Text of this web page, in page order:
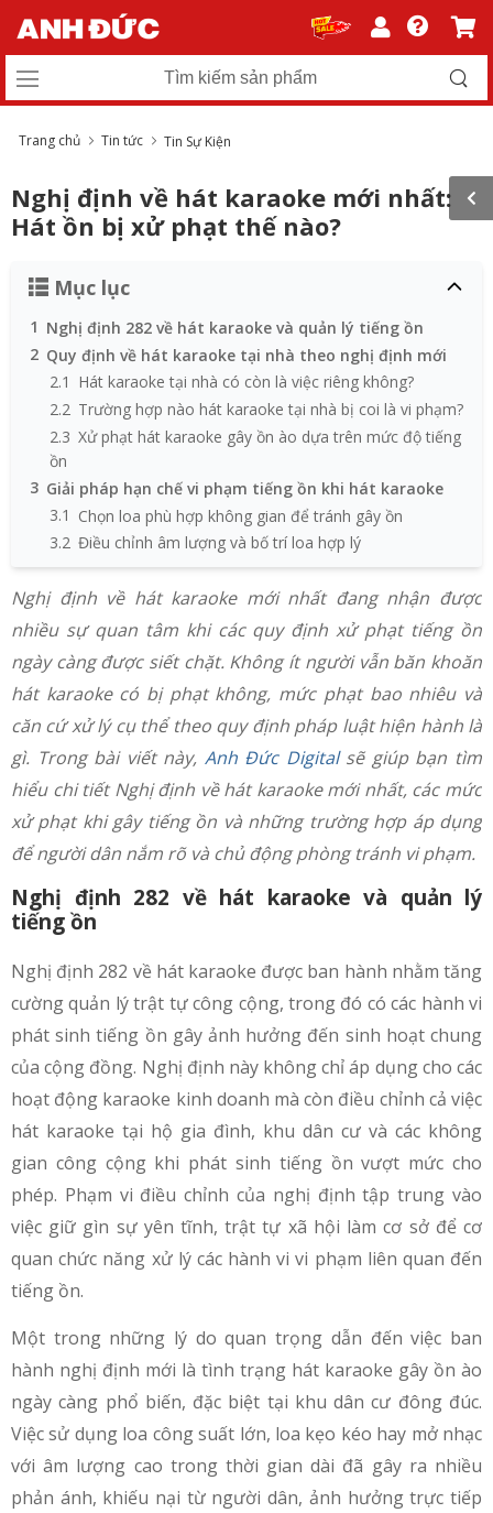
Trang chủ Tin tức Tin Sự Kiện
Nghị định về hát karaoke mới nhất:
Hát ồn bị xử phạt thế nào?
Mục lục
1 Nghị định 282 về hát karaoke và quản lý tiếng ồn
2 Quy định về hát karaoke tại nhà theo nghị định mới
2.1 Hát karaoke tại nhà có còn là việc riêng không?
2.2 Trường hợp nào hát karaoke tại nhà bị coi là vi phạm?
2.3 Xử phạt hát karaoke gây ồn ào dựa trên mức độ tiếng
ồn
3 Giải pháp hạn chế vi phạm tiếng ồn khi hát karaoke
3.1 Chọn loa phù hợp không gian để tránh gây ồn
3.2 Điều chỉnh âm lượng và bố trí loa hợp lý
Nghị định về hát karaoke mới nhất đang nhận được
nhiều sự quan tâm khi các quy định xử phạt tiếng ồn
ngày càng được siết chặt. Không ít người vẫn băn khoăn
hát karaoke có bị phạt không, mức phạt bao nhiêu và
căn cứ xử lý cụ thể theo quy định pháp luật hiện hành là
gì. Trong bài viết này, Anh Đức Digitalsẽ giúp bạn tìm
hiểu chi tiết Nghị định về hát karaoke mới nhất, các mức
xử phạt khi gây tiếng ồn và những trường hợp áp dụng
để người dân nắm rõ và chủ động phòng tránh vi phạm.
Nghị định 282 về hát karaoke và quản lý
tiếng ồn
Nghị định 282 về hát karaoke được ban hành nhằm tăng
cường quản lý trật tự công cộng, trong đó có các hành vi
phát sinh tiếng ồn gây ảnh hưởng đến sinh hoạt chung
của cộng đồng. Nghị định này không chỉ áp dụng cho các
hoạt động karaoke kinh doanh mà còn điều chỉnh cả việc
hát karaoke tại hộ gia đình, khu dân cư và các không
gian công cộng khi phát sinh tiếng ồn vượt mức cho
phép. Phạm vi điều chỉnh của nghị định tập trung vào
việc giữ gìn sự yên tĩnh, trật tự xã hội làm cơ sở để cơ
quan chức năng xử lý các hành vi vi phạm liên quan đến
tiếng ồn.
Một trong những lý do quan trọng dẫn đến việc ban
hành nghị định mới là tình trạng hát karaoke gây ồn ào
ngày càng phổ biến, đặc biệt tại khu dân cư đông đúc.
Việc sử dụng loa công suất lớn, loa kẹo kéo hay mở nhạc
với âm lượng cao trong thời gian dài đã gây ra nhiều
phản ánh, khiếu nại từ người dân, ảnh hưởng trực tiếp